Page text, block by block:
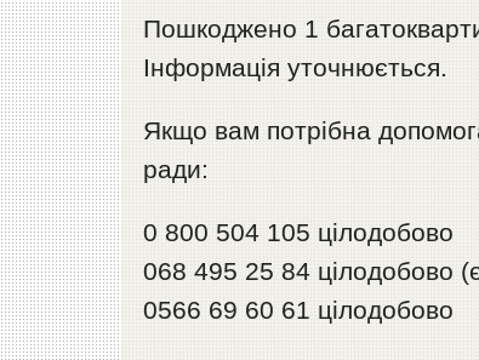
Пошкоджено 1
Інформація уточнюється.
Якщо вам потрібна
ради:
0 800 504 105 цілодобово
068 495 25 84 цілодобово
0566 69 60 61 цілодобово